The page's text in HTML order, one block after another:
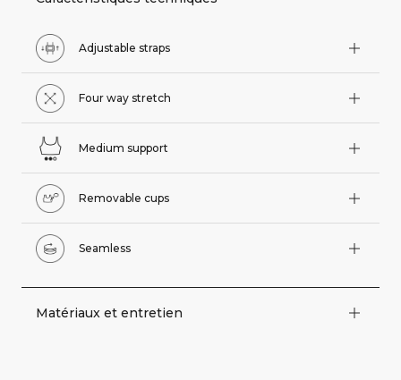
Adjustable straps
Four way stretch
Medium support
Removable cups
Seamless
Matériaux et entretien